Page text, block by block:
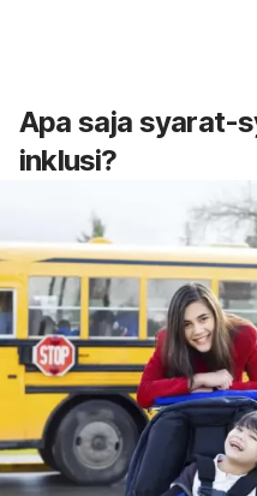
Apa saja syarat-
inklusi?